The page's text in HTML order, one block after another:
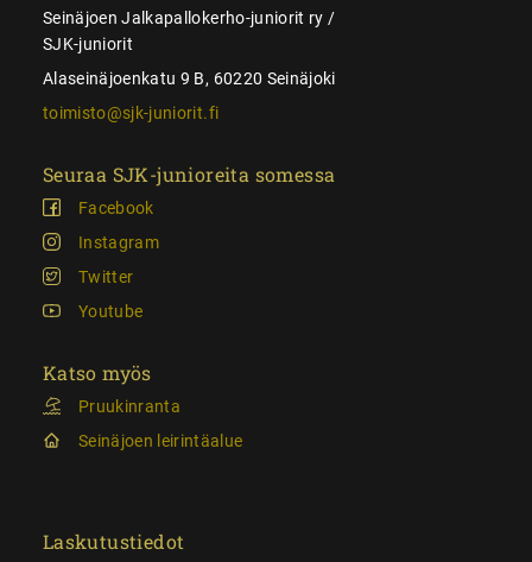
Seinäjoen Jalkapallokerho-juniorit ry /
SJK-juniorit
Alaseinäjoenkatu 9 B, 60220 Seinäjoki
toimisto@sjk-juniorit.fi
Seuraa SJK-junioreita somessa
Facebook
Instagram
Twitter
Youtube
Katso myös
Pruukinranta
Seinäjoen leirintäalue
Laskutustiedot